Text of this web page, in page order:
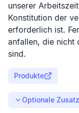
unserer
Konstitution der
erforderlich ist.
anfallen, die nicht
sind.
Produkte
Optionale